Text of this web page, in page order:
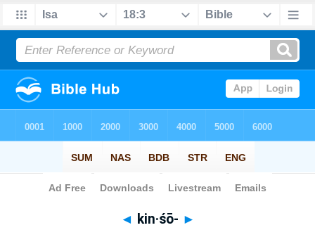
Bible> Strong's > Hebrew
◄ kin·śō- ►